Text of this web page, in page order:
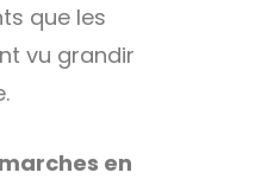
que les
vu grandir
en